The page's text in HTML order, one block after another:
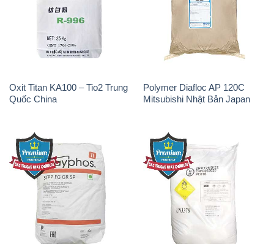
Oxit Titan KA100 – Tio2 Trung
Quốc China
Polymer Diafloc AP 120C
Mitsubishi Nhật Bản Japan